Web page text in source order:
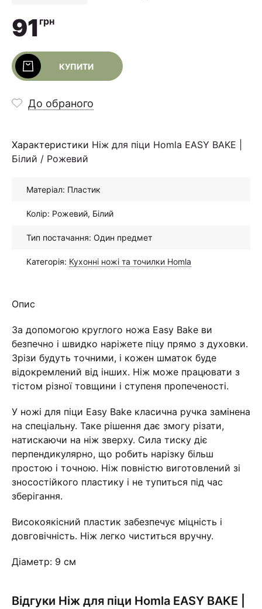
91 грн
КУПИТИ
До обраного
Характеристики Ніж для піци Homla EASY BAKE |
Білий / Рожевий
Матеріал: Пластик
Колір: Рожевий, Білий
Тип постачання: Один предмет
Категорія: Кухонні ножі та точилки Homla
Опис
За допомогою круглого ножа Easy Bake ви
безпечно і швидко наріжете піцу прямо з духовки.
Зрізи будуть точними, і кожен шматок буде
відокремлений від інших. Ніж може працювати з
тістом різної товщини і ступеня пропеченості.
У ножі для піци Easy Bake класична ручка замінена
на спеціальну. Таке рішення дає змогу різати,
натискаючи на ніж зверху. Сила тиску діє
перпендикулярно, що робить нарізку більш
простою і точною. Ніж повністю виготовлений зі
зносостійкого пластику і не тупиться під час
зберігання.
Високоякісний пластик забезпечує міцність і
довговічність. Ніж легко чиститься вручну.
Діаметр: 9 см
Відгуки Ніж для піци Homla EASY BAKE |